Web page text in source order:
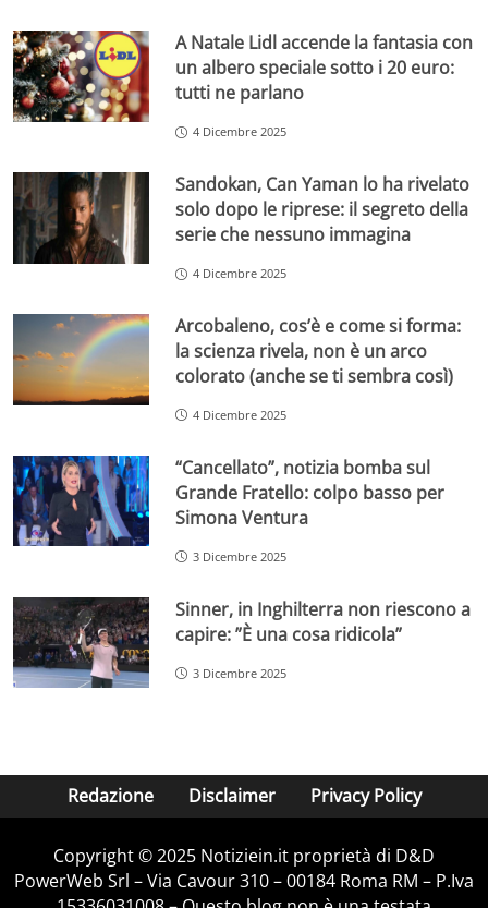
A Natale Lidl accende la fantasia con
un albero speciale sotto i 20 euro:
tutti ne parlano
4 Dicembre 2025
Sandokan, Can Yaman lo ha rivelato
solo dopo le riprese: il segreto della
serie che nessuno immagina
4 Dicembre 2025
Arcobaleno, cos’è e come si forma:
la scienza rivela, non è un arco
colorato (anche se ti sembra così)
4 Dicembre 2025
“Cancellato”, notizia bomba sul
Grande Fratello: colpo basso per
Simona Ventura
3 Dicembre 2025
Sinner, in Inghilterra non riescono a
capire: ”È una cosa ridicola”
3 Dicembre 2025
Redazione Disclaimer Privacy Policy
Copyright © 2025 Notiziein.it proprietà di D&D
PowerWeb Srl – Via Cavour 310 – 00184 Roma RM – P.Iva